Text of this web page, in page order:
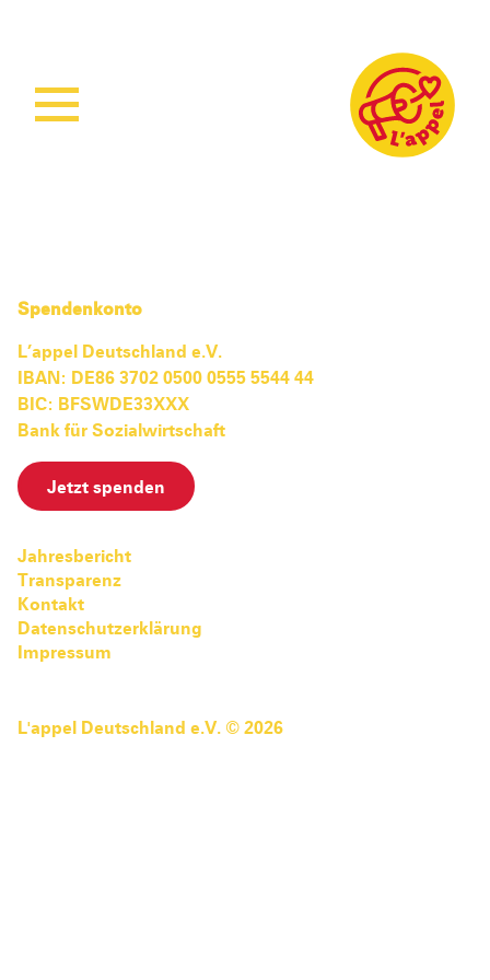
Was wir tun
Wie wir arbeiten
Woman Empowerment
Sichere Geburtshilfe
Ruanda Nursery School Feeding Project
Pediatric Emergency Fund
Abgeschlossene Projekte
Über uns
Unser Team
Mitmachen
Transparenz
Jahresbericht
Partnerschaften
Spenden
Spendenkonto
L’appel Deutschland e.V.
IBAN: DE86 3702 0500 0555 5544 44
BIC: BFSWDE33XXX
Bank für Sozialwirtschaft
Jetzt spenden
Jahresbericht
Transparenz
Kontakt
Datenschutzerklärung
Impressum
L'appel Deutschland e.V. © 2026